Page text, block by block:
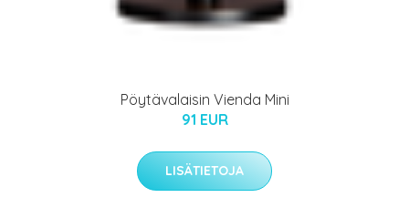
Pöytävalaisin Vienda Mini
91 EUR
LISÄTIETOJA